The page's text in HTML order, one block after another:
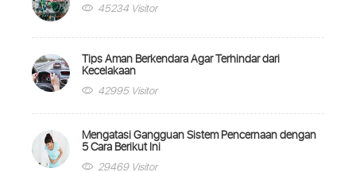
45234 Visitor
Tips Aman Berkendara Agar Terhindar dari
Kecelakaan
42995 Visitor
Mengatasi Gangguan Sistem Pencernaan dengan
5 Cara Berikut Ini
29469 Visitor